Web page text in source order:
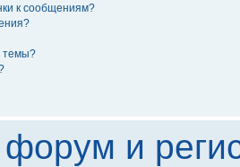
к сообщениям?
темы?
и